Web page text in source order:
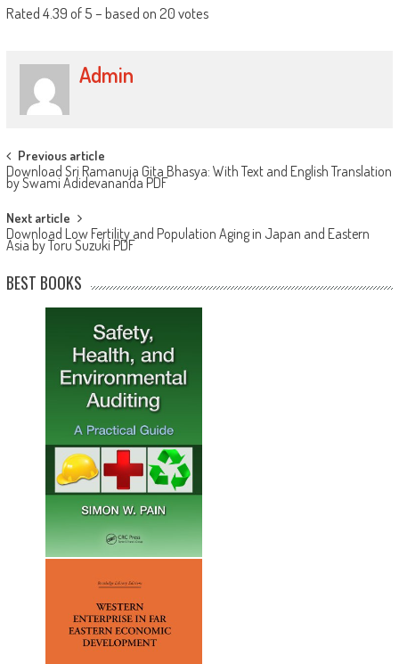
Rated4.39of5– based on20votes
Admin
Post navigation
Previous article
Download Sri Ramanuja Gita Bhasya: With Text and English Translation
by Swami Adidevananda PDF
Next article
Download Low Fertility and Population Aging in Japan and Eastern
Asia by Toru Suzuki PDF
BEST BOOKS